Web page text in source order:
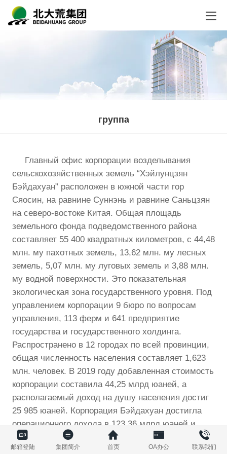
группа
Главный офис корпорации возделывания
сельскохозяйственных земель “Хэйлунцзян
Бэйдахуан” расположен в южной части гор
Сяосин, на равнине Суннэнь и равнине Саньцзян
на северо-востоке Китая. Общая площадь
земельного фонда подведомственного района
составляет 55 400 квадратных километров, с 44,48
млн. му пахотных земель, 13,62 млн. му лесных
земель, 5,07 млн. му луговых земель и 3,88 млн.
му водной поверхности. Это показательная
экологическая зона государственного уровня. Под
управлением корпорации 9 бюро по вопросам
управления, 113 ферм и 641 предприятие
государства и государственного холдинга.
Распространено в 12 городах по всей провинции,
общая численность населения составляет 1,623
млн. человек. В 2019 году добавленная стоимость
корпорации составила 44,25 млрд юаней, а
располагаемый доход на душу населения достиг
25 985 юаней. Корпорация Бэйдахуан достигла
операционного дохода в 123,36 млрд юаней и
прибыли в 310 млн юаней.
邮箱登陆 集团简介 首页 OA办公 联系我们